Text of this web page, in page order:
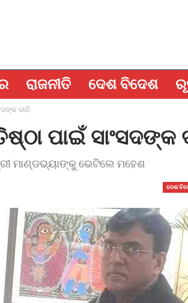
ରାଜନୀତି ଦେଶ ବିଦେଶ
ଦାବି
ପାଇଁ ସାଂସଦଙ୍କ
ମାଣ୍ଡଭ୍ୟାଙ୍କୁ ଭେଟିଲେ ମହେଶ
ଦେଶ